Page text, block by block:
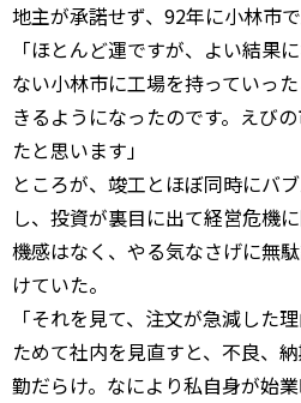
地主が承諾せず、92年に小林市
「ほとんど運ですが、よい結果
ない小林市に工場を持っていっ
きるようになったのです。えび
たと思います」
ところが、竣工とほぼ同時にバ
し、投資が裏目に出て経営危機
機感はなく、やる気なさげに無
けていた。
「それを見て、注文が急減した
ためて社内を見直すと、不良、
勤だらけ。なにより私自身が始